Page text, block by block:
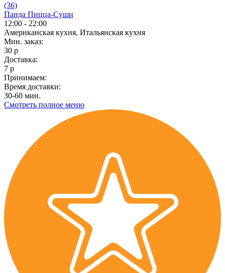
(36)
Панда Пицца-Суши
12:00 - 22:00
Американская кухня, Итальянская кухня
Мин. заказ:
30 р
Доставка:
7 р
Принимаем:
Время доставки:
30-60 мин.
Смотреть полное меню